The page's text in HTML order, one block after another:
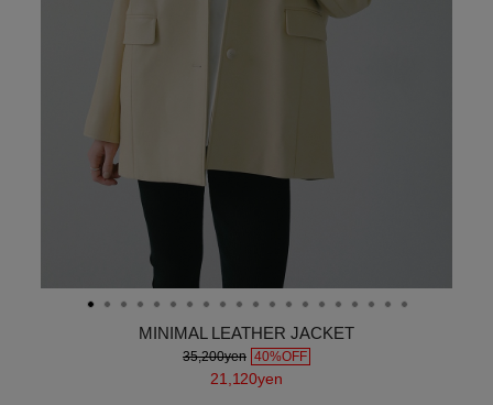
MINIMAL LEATHER JACKET
35,200yen 40%OFF
21,120yen